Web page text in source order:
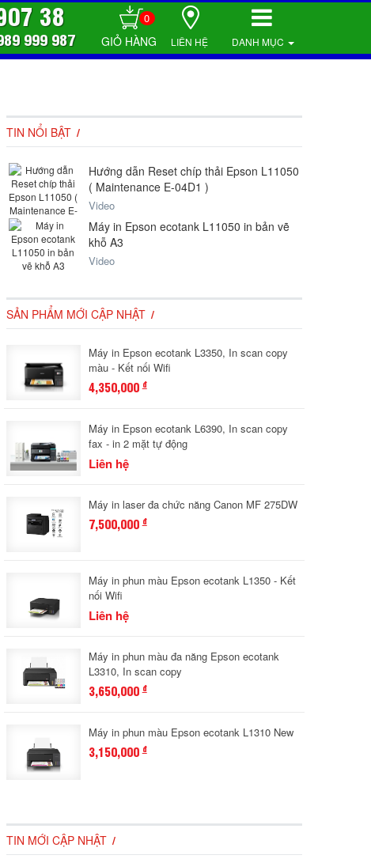
0
DANH MỤC
38
999 987 LIÊN HỆ
TIN NỔI BẬT
Hướng dẫn Reset chíp thải Epson L11050
( Maintenance E-04D1 )
Video
Máy in Epson ecotank L11050 in bản vẽ
khỗ A3
Video
SẢN PHẨM MỚI CẬP NHẬT
Máy in Epson ecotank L3350, In scan copy
màu - Kết nối Wifi
4,350,000đ
Máy in Epson ecotank L6390, In scan copy
fax - in 2 mặt tự động
Liên hệ
Máy in laser đa chức năng Canon MF 275DW
7,500,000đ
Máy in phun màu Epson ecotank L1350 - Kết
nối Wifi
Liên hệ
Máy in phun màu đa năng Epson ecotank
L3310, In scan copy
3,650,000đ
Máy in phun màu Epson ecotank L1310 New
3,150,000đ
TIN MỚI CẬP NHẬT